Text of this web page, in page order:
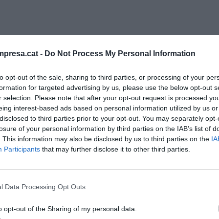
- Do Not Process My Personal Information
opt-out of the sale, sharing to third parties, or processing of your
for targeted advertising by us, please use the below opt-out
selection. Please note that after your opt-out request is processed
interest-based ads based on personal information utilized by us
to third parties prior to your opt-out. You may separately
of your personal information by third parties on the IAB’s list of
This information may also be disclosed by us to third parties on the
Participants that may further disclose it to other third parties.
Data Processing Opt Outs
opt-out of the Sharing of my personal data.
públic d’ensenyament a Catalunya és que va
per l’Associació de Mestres Rosa
la gosadia de qualificar, un dia, com a Rosa
tenia intenció de destruir un sistema
tendeixo a pensar que tenia intencions
han estat una colla fortament ideologitzada per
català post-franquista”. Per cert, i
corria l’acudit que deia que li havien de
el dictador havia convertit la pesseta en
la Rosa Sensat. Si se’ls ha de jutjar pels
perdonaran, mereixen el Nobel de química,
de com s’ha de mesurar el nostre sistema